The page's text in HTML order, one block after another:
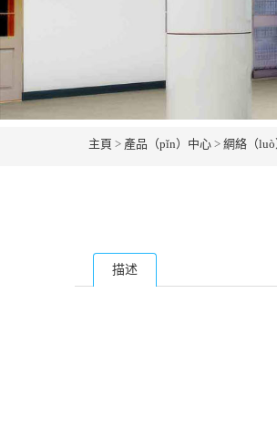
主頁 > 產品（pǐn）中心 > 網絡（
描述